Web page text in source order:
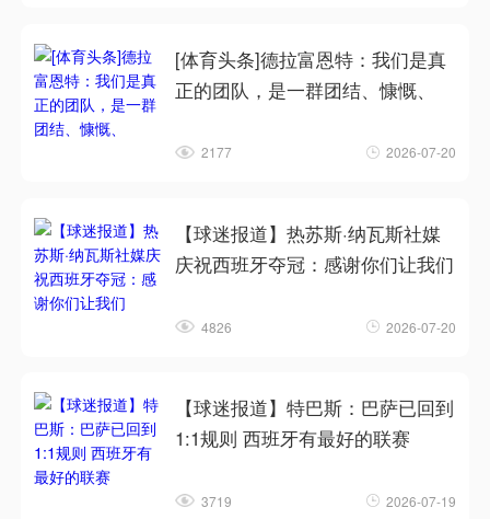
[体育头条]德拉富恩特：我们是真
正的团队，是一群团结、慷慨、
2177 2026-07-20
【球迷报道】热苏斯·纳瓦斯社媒
庆祝西班牙夺冠：感谢你们让我们
4826 2026-07-20
【球迷报道】特巴斯：巴萨已回到
1:1规则 西班牙有最好的联赛
3719 2026-07-19